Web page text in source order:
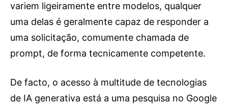
Estatuto editorial Sobre o Jornal
Contactos
variem ligeiramente entre modelos, qualquer
uma delas é geralmente capaz de responder a
uma solicitação, comumente chamada de
prompt, de forma tecnicamente competente.
De facto, o acesso à multitude de tecnologias
de IA generativa está a uma pesquisa no Google